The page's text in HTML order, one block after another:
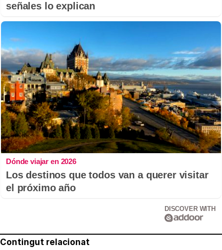
señales lo explican
Dónde viajar en 2026
Los destinos que todos van a querer visitar
el próximo año
DISCOVER WITH
Contingut relacionat